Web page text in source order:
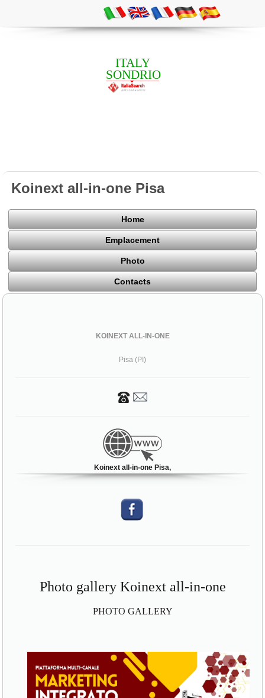
ITALY
SONDRIO
Koinext all-in-one Pisa
Home
Emplacement
Photo
Contacts
KOINEXT ALL-IN-ONE
Pisa (PI)
Koinext all-in-one Pisa,
Photo gallery Koinext all-in-one
PHOTO GALLERY